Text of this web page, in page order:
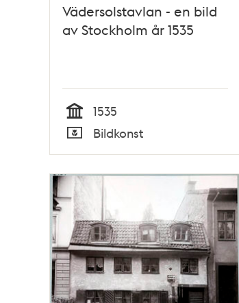
Vädersolstavlan - en bild
av Stockholm år 1535
Tid
1535
Typ
Bildkonst